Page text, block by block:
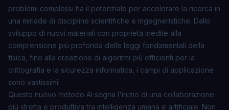
problemi complessi ha il potenziale per accelerare la ricerca in
una miriade di discipline scientifiche e ingegneristiche. Dallo
sviluppo di nuovi materiali con proprietà inedite alla
comprensione più profonda delle leggi fondamentali della
fisica, fino alla creazione di algoritmi più efficienti per la
crittografia e la sicurezza informatica, i campi di applicazione
sono vastissimi.
Questo nuovo metodo AI segna l'inizio di una collaborazione
più stretta e produttiva tra intelligenza umana e artificiale. Non